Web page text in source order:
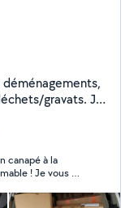
gravats. Je
solution.
canapé à la
! Je vous le